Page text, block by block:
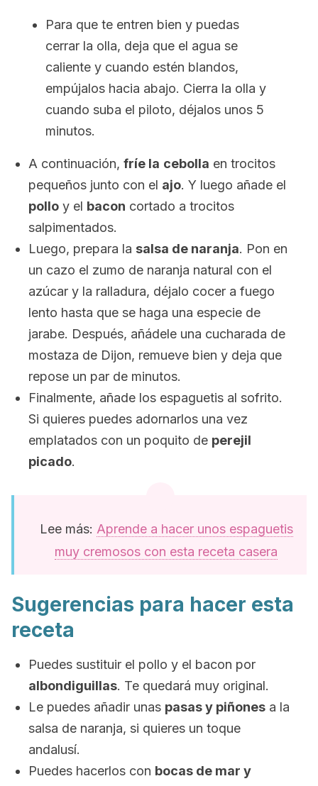
Para que te entren bien y puedas
cerrar la olla, deja que el agua se
caliente y cuando estén blandos,
empújalos hacia abajo. Cierra la olla y
cuando suba el piloto, déjalos unos 5
minutos.
A continuación, fríe la cebolla en trocitos
pequeños junto con el ajo. Y luego añade el
pollo y el bacon cortado a trocitos
salpimentados.
Luego, prepara la salsa de naranja. Pon en
un cazo el zumo de naranja natural con el
azúcar y la ralladura, déjalo cocer a fuego
lento hasta que se haga una especie de
jarabe. Después, añádele una cucharada de
mostaza de Dijon, remueve bien y deja que
repose un par de minutos.
Finalmente, añade los espaguetis al sofrito.
Si quieres puedes adornarlos una vez
emplatados con un poquito de perejil
picado.
Lee más: Aprende a hacer unos espaguetis
muy cremosos con esta receta casera
Sugerencias para hacer esta
receta
Puedes sustituir el pollo y el bacon por
albondiguillas. Te quedará muy original.
Le puedes añadir unas pasas y piñones a la
salsa de naranja, si quieres un toque
andalusí.
Puedes hacerlos con bocas de mar y